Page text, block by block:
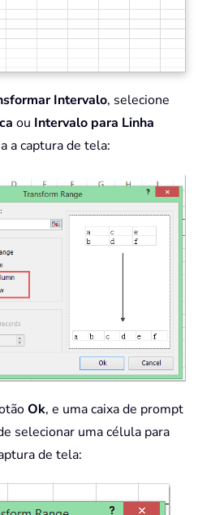
Intervalo, selecione
ou Intervalo para Linha
a captura de tela:
Ok, e uma caixa de prompt
selecionar uma célula para
de tela: